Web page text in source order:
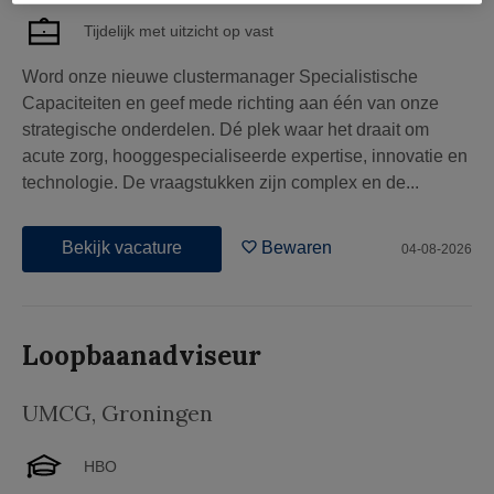
Tijdelijk met uitzicht op vast
Word onze nieuwe clustermanager Specialistische
Capaciteiten en geef mede richting aan één van onze
strategische onderdelen. Dé plek waar het draait om
acute zorg, hooggespecialiseerde expertise, innovatie en
technologie. De vraagstukken zijn complex en de...
Bekijk vacature Bewaren 04-08-2026
Loopbaanadviseur
UMCG, Groningen
HBO